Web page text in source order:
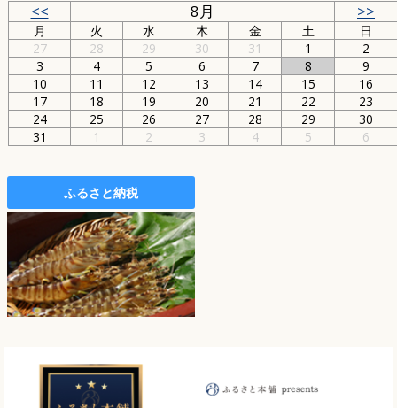
<< 8月 >>
月 火 水 木 金 土
日
27
28 29 30 31 1
2
3
4 5 6 7 8
9
10
11 12 13 14 15
16
17
18 19 20 21 22
23
24
25 26 27 28 29
30
31
1 2 3 4 5 6
ふるさと納税